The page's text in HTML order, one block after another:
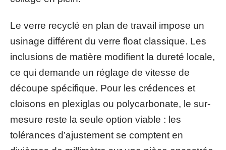
Le verre recyclé en plan de travail impose un
usinage différent du verre float classique. Les
inclusions de matière modifient la dureté locale,
ce qui demande un réglage de vitesse de
découpe spécifique. Pour les crédences et
cloisons en plexiglas ou polycarbonate, le sur-
mesure reste la seule option viable : les
tolérances d’ajustement se comptent en